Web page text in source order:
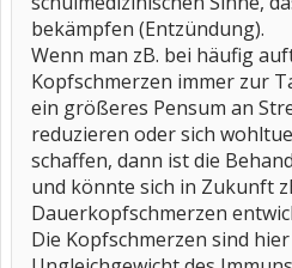
bekämpfen (Entzündung).
Wenn man zB. bei häufig
Kopfschmerzen immer zur
ein größeres Pensum an
reduzieren oder sich
schaffen, dann ist die
und könnte sich in Zukunft
Dauerkopfschmerzen
Die Kopfschmerzen sind